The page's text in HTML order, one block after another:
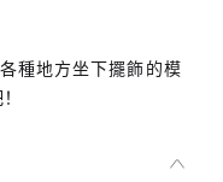
各種地方坐下擺飾的模